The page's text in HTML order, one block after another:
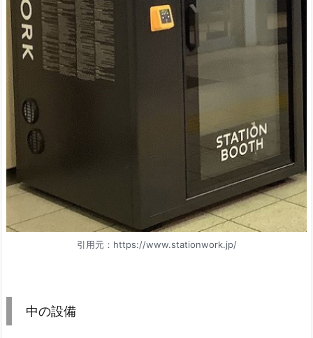
引用元：https://www.stationwork.jp/
中の設備